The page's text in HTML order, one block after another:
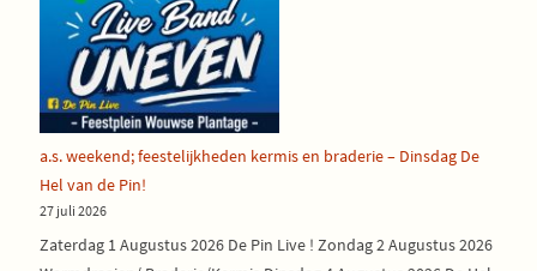
a.s. weekend; feestelijkheden kermis en braderie – Dinsdag De
Hel van de Pin!
27 juli 2026
Zaterdag 1 Augustus 2026 De Pin Live ! Zondag 2 Augustus 2026